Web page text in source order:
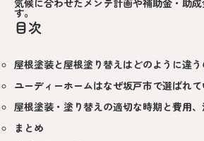
気候に合わせたメンテ計画や補助金・助
す。
目次
屋根塗装と屋根塗り替えはどのように違う
ユーディーホームはなぜ坂戸市で選ばれて
屋根塗装・塗り替えの適切な時期と費用
まとめ